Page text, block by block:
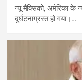
न्यू मैक्सिको, अमेरिका के
दुर्घटनाग्रस्त हो गया।…